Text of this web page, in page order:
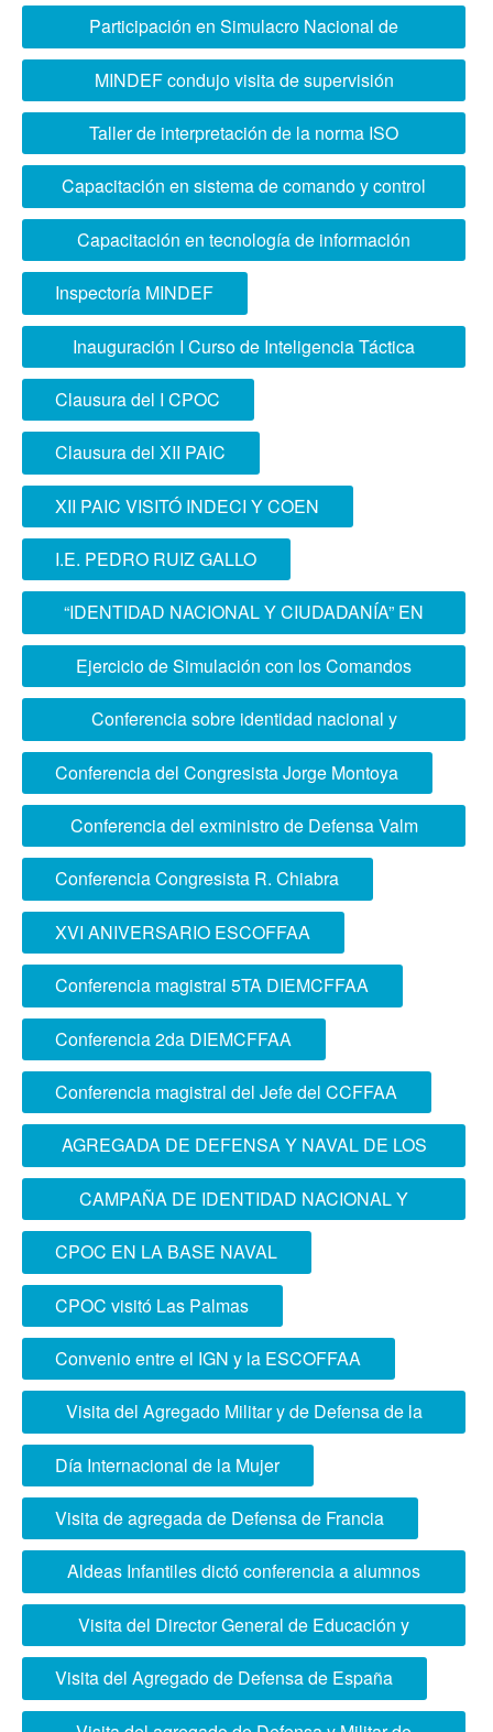
calidad educativa
Participación en Simulacro Nacional de
Multipeligro
MINDEF condujo visita de supervisión
académica a ESCOFFAA
Taller de interpretación de la norma ISO
21001:2018
Capacitación en sistema de comando y control
“Wiracocha”
Capacitación en tecnología de información
geoespacial
Inspectoría MINDEF
Inauguración I Curso de Inteligencia Táctica
Conjunta
Clausura del I CPOC
Clausura del XII PAIC
XII PAIC VISITÓ INDECI Y COEN
I.E. PEDRO RUIZ GALLO
“IDENTIDAD NACIONAL Y CIUDADANÍA” EN
I.E. SILVA DE OCHOA
Ejercicio de Simulación con los Comandos
Operacionales del Norte y Sur
Conferencia sobre identidad nacional y
ciudadanía en IE QUIÑONEZ de La Molina
Conferencia del Congresista Jorge Montoya
Conferencia del exministro de Defensa Valm
Jorge Moscoso
Conferencia Congresista R. Chiabra
XVI ANIVERSARIO ESCOFFAA
Conferencia magistral 5TA DIEMCFFAA
Conferencia 2da DIEMCFFAA
Conferencia magistral del Jefe del CCFFAA
AGREGADA DE DEFENSA Y NAVAL DE LOS
ESTADOS UNIDOS DE AMÉRICA VISITÓ LA
ESCOFFAA
CAMPAÑA DE IDENTIDAD NACIONAL Y
CIUDADANÍA EN COLEGIO SOYER
CPOC EN LA BASE NAVAL
CPOC visitó Las Palmas
Convenio entre el IGN y la ESCOFFAA
Visita del Agregado Militar y de Defensa de la
República Argentina
Día Internacional de la Mujer
Visita de agregada de Defensa de Francia
Aldeas Infantiles dictó conferencia a alumnos
ESCOFFAA
Visita del Director General de Educación y
Doctrina del Ministerio de Defensa
Visita del Agregado de Defensa de España